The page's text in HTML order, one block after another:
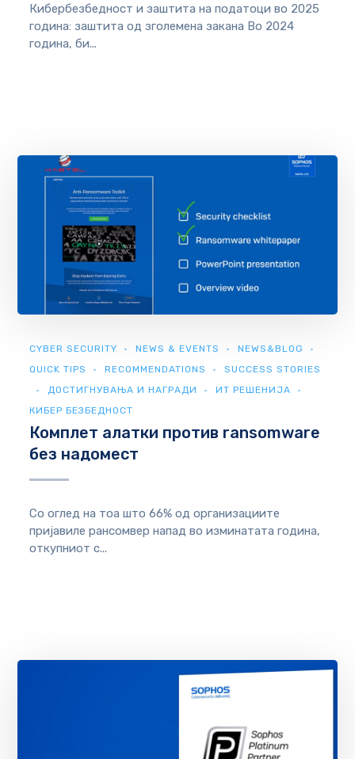
Кибербезбедност и заштита на податоци во 2025
година: заштита од зголемена закана Во 2024
година, би...
CYBER SECURITY NEWS & EVENTS
NEWS&BLOG
QUICK TIPS
RECOMMENDATIONS
SUCCESS STORIES
ДОСТИГНУВАЊА И НАГРАДИ
ИТ РЕШЕНИЈА
КИБЕР БЕЗБЕДНОСТ
Комплет алатки против ransomware
без надомест
Со оглед на тоа што 66% од организациите
пријавиле рансомвер напад во изминатата година,
откупниот с...